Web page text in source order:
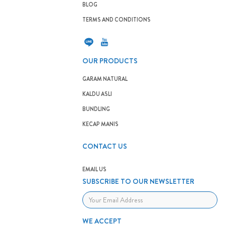
BLOG
TERMS AND CONDITIONS
OUR PRODUCTS
GARAM NATURAL
KALDU ASLI
BUNDLING
KECAP MANIS
CONTACT US
EMAIL US
SUBSCRIBE TO OUR NEWSLETTER
WE ACCEPT